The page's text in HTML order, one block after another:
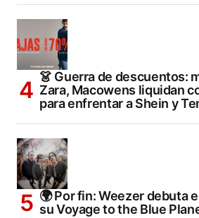
👗 Guerra de descuentos:
Zara, Macowens liquidan
para enfrentar a Shein y
🌍 Por fin: Weezer debuta
su Voyage to the Blue